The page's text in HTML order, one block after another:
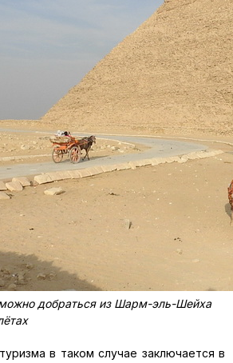
добраться из Шарм-эль-Шейха
в таком случае заключается в